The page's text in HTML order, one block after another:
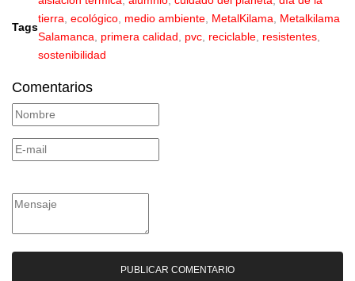
Tags
tierra ecológico medio ambiente MetalKilama
Metalkilama
Salamanca
primera calidad pvc reciclable resistentes
sostenibilidad
Comentarios